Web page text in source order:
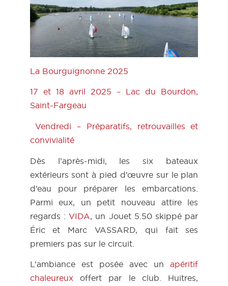
La Bourguignonne 2025
17 et 18 avril 2025 – Lac du Bourdon,
Saint-Fargeau
Vendredi – Préparatifs, retrouvailles et
convivialité
Dès l’après-midi, les six bateaux
extérieurs sont à pied d’œuvre sur le plan
d’eau pour préparer les embarcations.
Parmi eux, un petit nouveau attire les
regards :VIDA, un Jouet 5.50 skippé par
Éric et Marc VASSARD, qui fait ses
premiers pas sur le circuit.
L’ambiance est posée avec unapéritif
chaleureuxoffert par le club. Huitres,